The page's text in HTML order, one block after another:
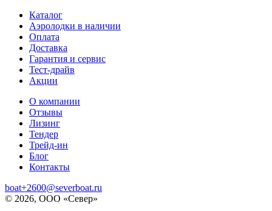
Каталог
Аэролодки в наличии
Оплата
Доставка
Гарантия и сервис
Тест-драйв
Акции
О компании
Отзывы
Лизинг
Тендер
Трейд-ин
Блог
Контакты
boat+2600@severboat.ru
© 2026, ООО «Север»